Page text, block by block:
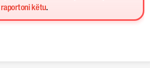
raportoni këtu.